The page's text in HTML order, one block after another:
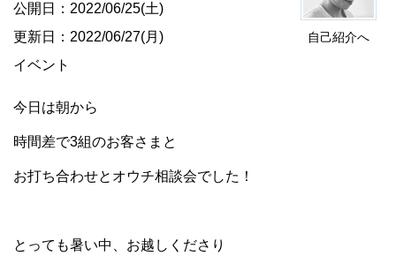
自己紹介へ
公開日：2022/06/25(土)
更新日：2022/06/27(月)
イベント
今日は朝から
時間差で3組のお客さまと
お打ち合わせとオウチ相談会でした！
とっても暑い中、お越しくださり